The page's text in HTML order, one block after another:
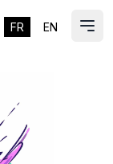
FR EN ES